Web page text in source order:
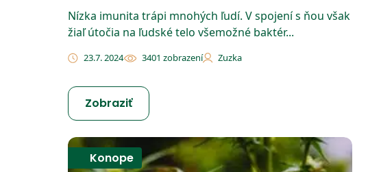
Nízka imunita trápi mnohých ľudí. V spojení s ňou však
žiaľ útočia na ľudské telo všemožné baktér...
23.7. 2024 3401 zobrazení Zuzka
Zobraziť
Konope